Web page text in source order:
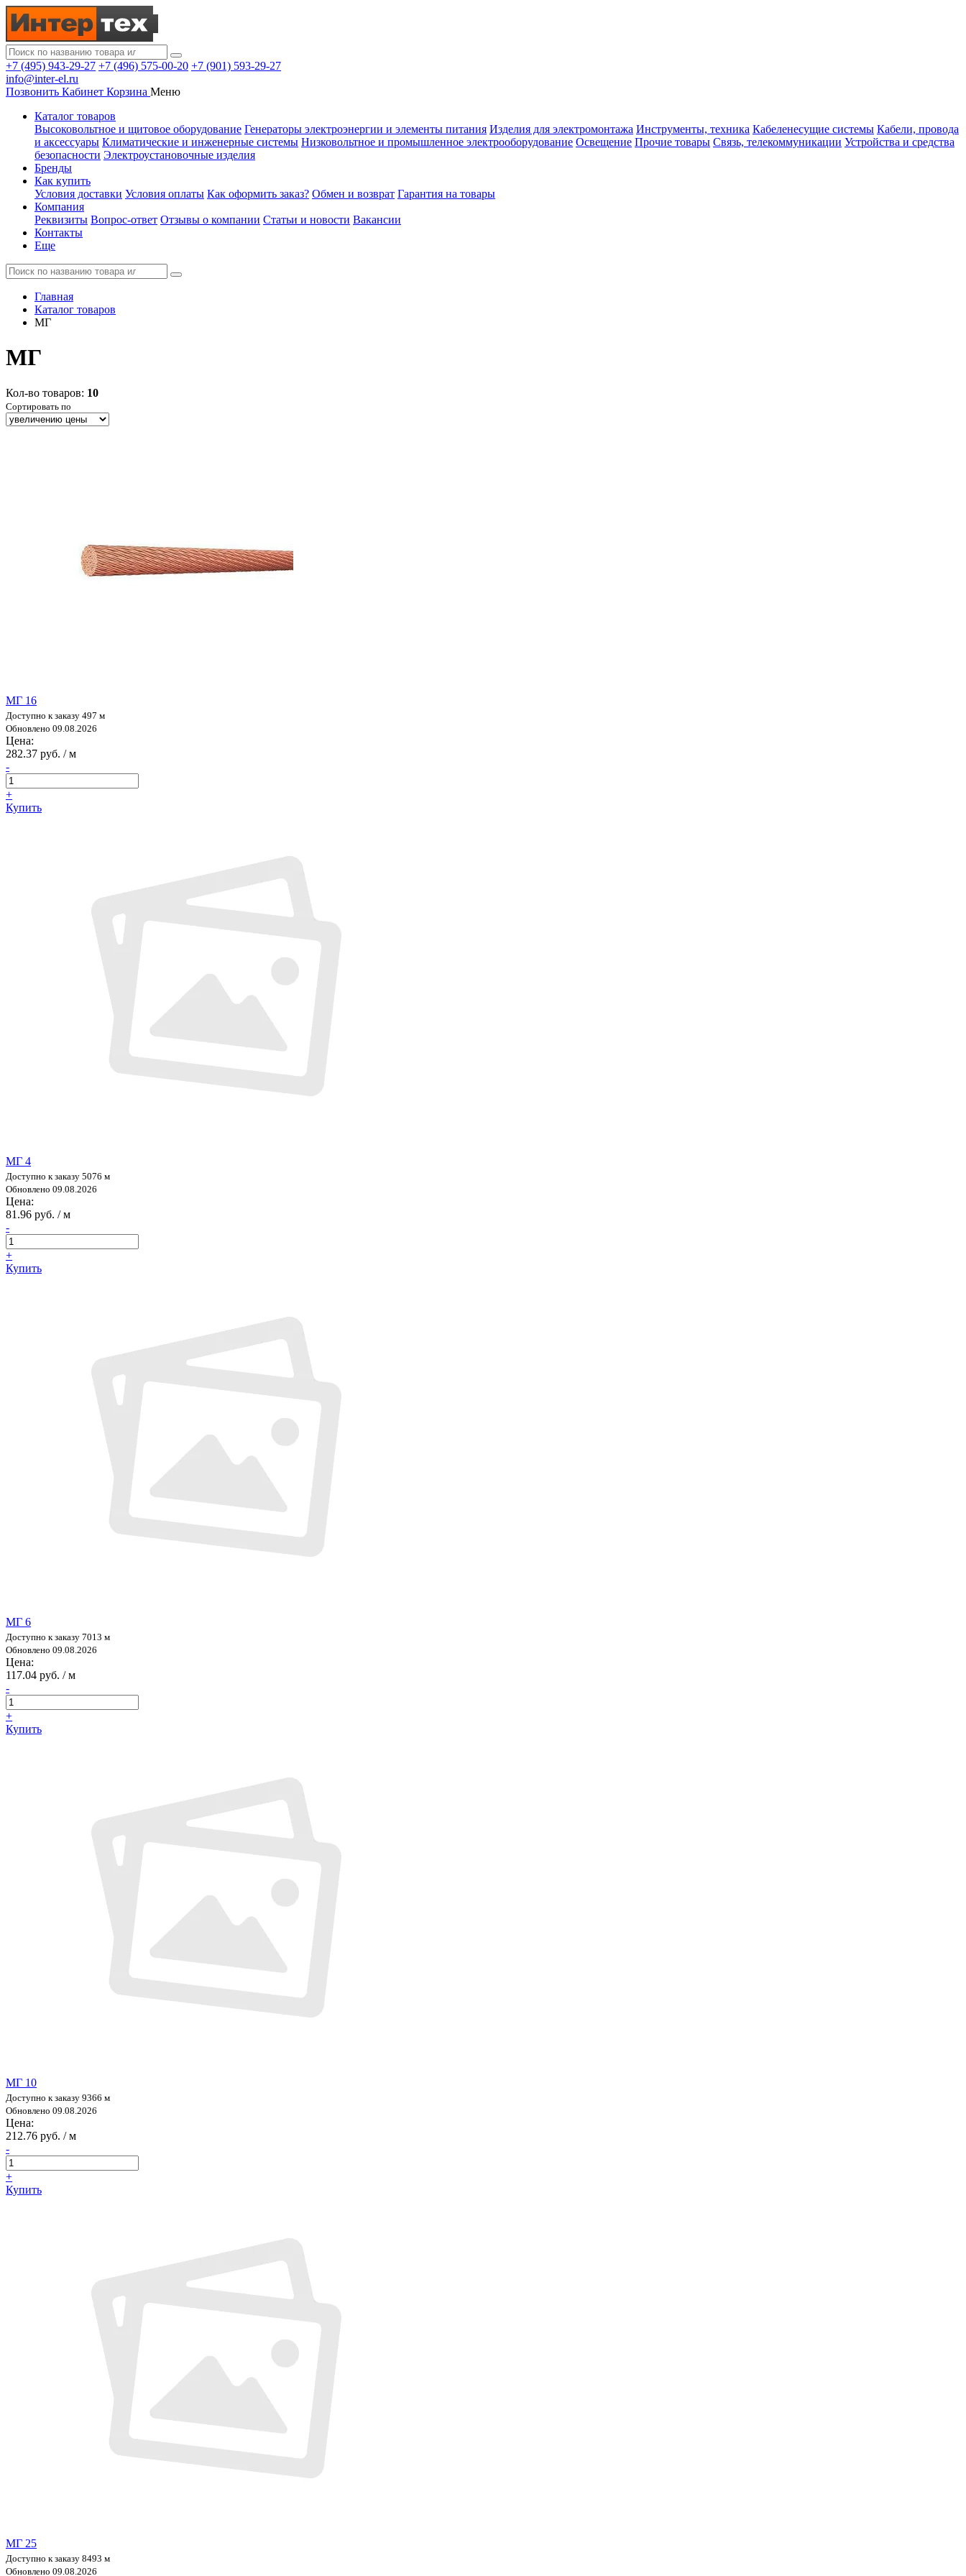
+7 (495) 943-29-27 +7 (496) 575-00-20 +7 (901) 593-29-27
info@inter-el.ru
Позвонить Кабинет Корзина Меню
Каталог товаров
Высоковольтное и щитовое оборудование Генераторы электроэнергии и элементы питания Изделия для электромонтажа Инструменты, техника Кабеленесущие системы Кабели, провода
и аксессуары Климатические и инженерные системы Низковольтное и промышленное электрооборудование Освещение Прочие товары Связь, телекоммуникации Устройства и средства
безопасности Электроустановочные изделия
Бренды
Как купить
Условия доставки Условия оплаты Как оформить заказ? Обмен и возврат Гарантия на товары
Компания
Реквизиты Вопрос-ответ Отзывы о компании Статьи и новости Вакансии
Контакты
Еще
Главная
Каталог товаров
МГ
МГ
Кол-во товаров: 10
Сортировать по
МГ 16
Доступно к заказу 497 м
Обновлено 09.08.2026
Цена:
282.37 руб. / м
-
+
Купить
МГ 4
Доступно к заказу 5076 м
Обновлено 09.08.2026
Цена:
81.96 руб. / м
-
+
Купить
МГ 6
Доступно к заказу 7013 м
Обновлено 09.08.2026
Цена:
117.04 руб. / м
-
+
Купить
МГ 10
Доступно к заказу 9366 м
Обновлено 09.08.2026
Цена:
212.76 руб. / м
-
+
Купить
МГ 25
Доступно к заказу 8493 м
Обновлено 09.08.2026